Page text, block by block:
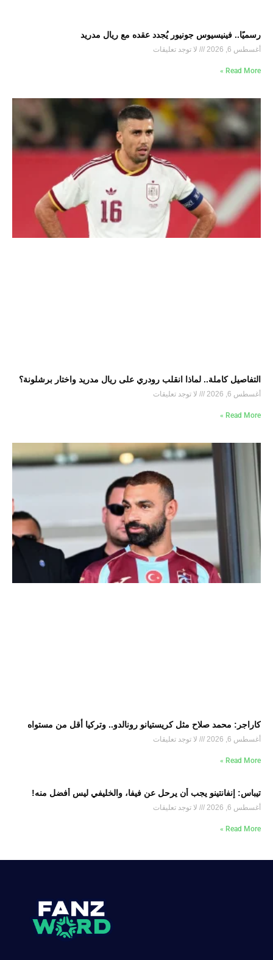
رسميًا.. فينيسيوس جونيور يُجدد عقده مع ريال مدريد
أغسطس 6, 2026 لا توجد تعليقات
Read More »
التفاصيل كاملة.. لماذا انقلب رودري على ريال مدريد واختار برشلونة؟
أغسطس 6, 2026 لا توجد تعليقات
Read More »
كاراجر: محمد صلاح مثل كريستيانو رونالدو.. وتركيا أقل من مستواه
أغسطس 6, 2026 لا توجد تعليقات
Read More »
تيباس: إنفانتينو يجب أن يرحل عن فيفا، والخليفي ليس أفضل منه!
أغسطس 6, 2026 لا توجد تعليقات
Read More »